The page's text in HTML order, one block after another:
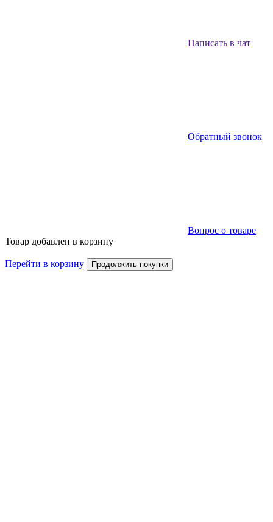
Написать в чат
Обратный звонок
Вопрос о товаре
Товар добавлен в корзину
Перейти в корзину Продолжить покупки